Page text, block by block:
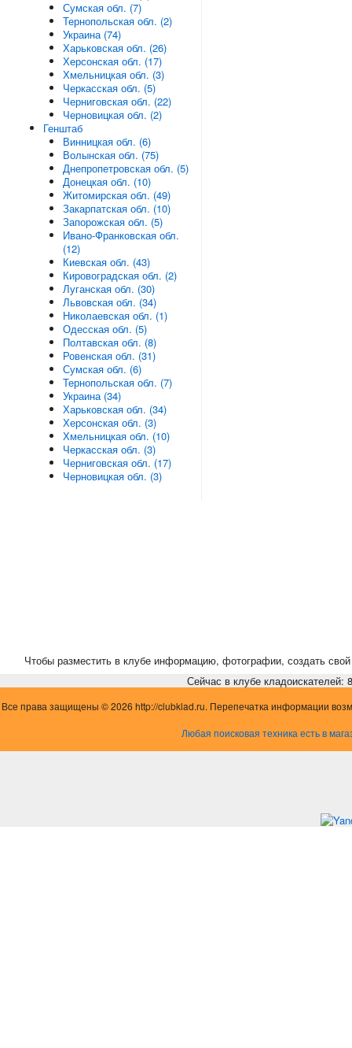
Сумская обл. (7)
Тернопольская обл. (2)
Украина (74)
Харьковская обл. (26)
Херсонская обл. (17)
Хмельницкая обл. (3)
Черкасская обл. (5)
Черниговская обл. (22)
Черновицкая обл. (2)
Генштаб
Винницкая обл. (6)
Волынская обл. (75)
Днепропетровская обл. (5)
Донецкая обл. (10)
Житомирская обл. (49)
Закарпатская обл. (10)
Запорожская обл. (5)
Ивано-Франковская обл.
(12)
Киевская обл. (43)
Кировоградская обл. (2)
Луганская обл. (30)
Львовская обл. (34)
Николаевская обл. (1)
Одесская обл. (5)
Полтавская обл. (8)
Ровенская обл. (31)
Сумская обл. (6)
Тернопольская обл. (7)
Украина (34)
Харьковская обл. (34)
Херсонская обл. (3)
Хмельницкая обл. (10)
Черкасская обл. (3)
Черниговская обл. (17)
Черновицкая обл. (3)
Чтобы разместить в клубе информацию, фотографии, создать свой
Сейчас в клубе кладоискателей:
Все права защищены © 2026 http://clubklad.ru. Перепечатка информации
Любая поисковая техника есть в